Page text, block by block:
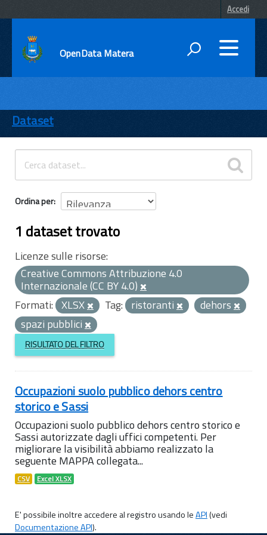
Accedi
OpenData Matera
ENTI
TEMI
INFORMAZIONI
Dataset
Ordina per
1 dataset trovato
Licenze sulle risorse:
Creative Commons Attribuzione 4.0
Internazionale (CC BY 4.0)
Formati: XLSX Tag: ristoranti
dehors
spazi pubblici
RISULTATO DEL FILTRO
Occupazioni suolo pubblico dehors centro
storico e Sassi
Occupazioni suolo pubblico dehors centro storico e
Sassi autorizzate dagli uffici competenti. Per
migliorare la visibilità abbiamo realizzato la
seguente MAPPA collegata...
CSV Excel XLSX
E' possibile inoltre accedere al registro usando leAPI(vedi
Documentazione API).